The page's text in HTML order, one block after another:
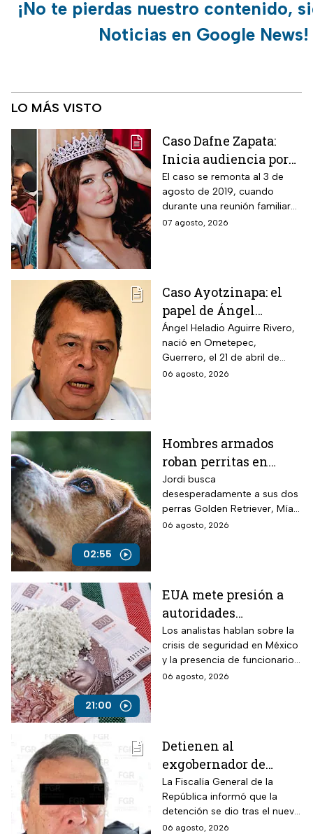
¡No te pierdas nuestro contenido,
Noticias en Google News!
LO MÁS VISTO
Caso Dafne Zapata:
Inicia audiencia por
abuso sexual
cometido por su padre
El caso se remonta al 3 de
agosto de 2019, cuando
durante una reunión familiar
celebrada en la casa de la
07 agosto, 2026
Caso Ayotzinapa: el
papel de Ángel
Aguirre en la
desaparición de los
normalistas en 2014
Ángel Heladio Aguirre Rivero,
nació en Ometepec,
Guerrero, el 21 de abril de
1956. Estudió la Licenciatura
06 agosto, 2026
02:55
Hombres armados
roban perritas en
Veracruz
Jordi busca
desesperadamente a sus dos
perras Golden Retriever, Mía y
Camila, de seis años, robadas
06 agosto, 2026
21:00
EUA mete presión a
autoridades
mexicanas para
combatir al
narcotráfico y detener
a funcionarios
Los analistas hablan sobre la
crisis de seguridad en México
y la presencia de funcionarios
corruptos en el narcotráfico
06 agosto, 2026
Detienen al
exgobernador de
Guerrero, Ángel
Aguirre, por el Caso
Ayotzinapa
La Fiscalía General de la
República informó que la
detención se dio tras el nuevo
modelo de investigación
06 agosto, 2026